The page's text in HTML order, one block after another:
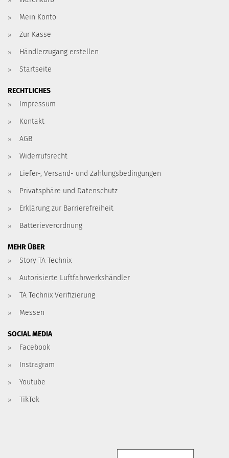
Mein Konto
Zur Kasse
Händlerzugang erstellen
Startseite
RECHTLICHES
Impressum
Kontakt
AGB
Widerrufsrecht
Liefer-, Versand- und Zahlungsbedingungen
Privatsphäre und Datenschutz
Erklärung zur Barrierefreiheit
Batterieverordnung
MEHR ÜBER
Story TA Technix
Autorisierte Luftfahrwerkshändler
TA Technix Verifizierung
Messen
SOCIAL MEDIA
Facebook
Instragram
Youtube
TikTok